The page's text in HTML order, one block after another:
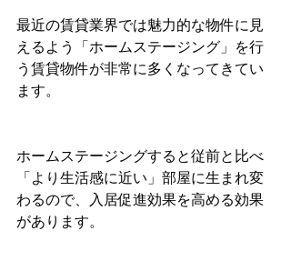
最近の賃貸業界では魅力的な物件に見
えるよう「ホームステージング」を行
う賃貸物件が非常に多くなってきてい
ます。
ホームステージングすると従前と比べ
「より生活感に近い」部屋に生まれ変
わるので、入居促進効果を高める効果
があります。